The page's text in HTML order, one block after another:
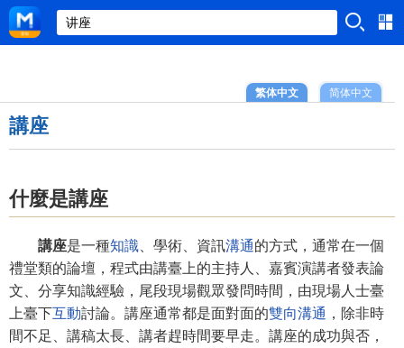
简体中文
繁体中文
講座
什麼是講座
講座是一種知識 、學術、資訊溝通的方式，通常在一個
禮堂類的論壇，程式由講臺上的主持人、嘉賓演講者發表論
文、分享知識經驗，尾段現場觀眾發問時間，由現場人士臺
上臺下互動討論。講座通常都是面對面的雙向溝通 ，除非時
間不足、講稿太長、講者趕時間要早走。講座的成功與否，